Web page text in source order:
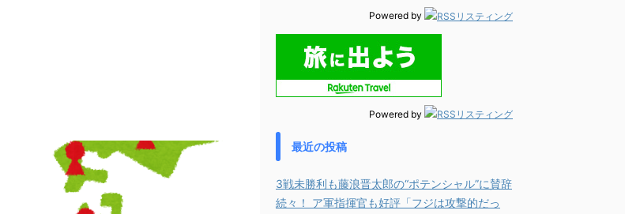
Powered by
Powered by
最近の投稿
3戦未勝利も藤浪晋太郎の“ポテンシャル”に賛辞
続々！ ア軍指揮官も好評「フジは攻撃的だっ